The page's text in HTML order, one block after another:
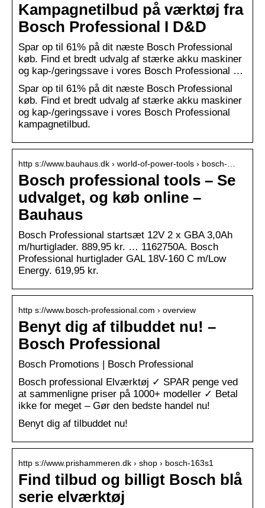
Kampagnetilbud på værktøj fra
Bosch Professional I D&D
Spar op til 61% på dit næste Bosch Professional
køb. Find et bredt udvalg af stærke akku maskiner
og kap-/geringssave i vores Bosch Professional …
Spar op til 61% på dit næste Bosch Professional
køb. Find et bredt udvalg af stærke akku maskiner
og kap-/geringssave i vores Bosch Professional
kampagnetilbud.
http s://www.bauhaus.dk › world-of-power-tools › bosch-…
Bosch professional tools – Se
udvalget, og køb online –
Bauhaus
Bosch Professional startsæt 12V 2 x GBA 3,0Ah
m/hurtiglader. 889,95 kr. … 1162750A. Bosch
Professional hurtiglader GAL 18V-160 C m/Low
Energy. 619,95 kr.
http s://www.bosch-professional.com › overview
Benyt dig af tilbuddet nu! –
Bosch Professional
Bosch Promotions | Bosch Professional
Bosch professional Elværktøj ✓ SPAR penge ved
at sammenligne priser på 1000+ modeller ✓ Betal
ikke for meget – Gør den bedste handel nu!
Benyt dig af tilbuddet nu!
http s://www.prishammeren.dk › shop › bosch-163s1
Find tilbud og billigt Bosch blå
serie elværktøj